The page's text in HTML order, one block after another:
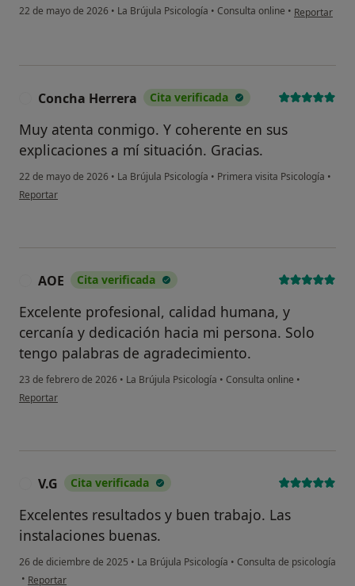
22 de mayo de 2026 • La Brújula Psicología • Consulta online • en opinión
Reportar
Concha Herrera Cita verificada
Muy atenta conmigo. Y coherente en sus
explicaciones a mí situación. Gracias.
22 de mayo de 2026 • La Brújula Psicología • Primera visita Psicología •
en opinión del usuario Concha Herrera
Reportar
AOE Cita verificada
Excelente profesional, calidad humana, y
cercanía y dedicación hacia mi persona. Solo
tengo palabras de agradecimiento.
23 de febrero de 2026 • La Brújula Psicología • Consulta online •
en opinión del usuario AOE
Reportar
V.G Cita verificada
Excelentes resultados y buen trabajo. Las
instalaciones buenas.
26 de diciembre de 2025 • La Brújula Psicología • Consulta de psicología
• en opinión del usuario V.G
Reportar